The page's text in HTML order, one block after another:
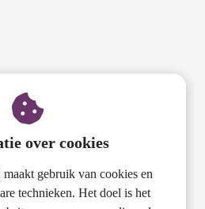
over cookies
gebruik van cookies en
technieken. Het doel is het